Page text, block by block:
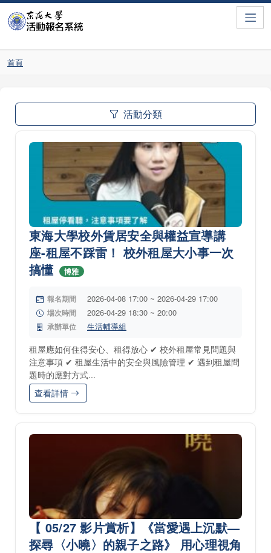
首頁
活動分類
東海大學校外賃居安全與權益宣導講
座-租屋不踩雷！ 校外租屋大小事一次
搞懂
博雅
報名期間 2026-04-08 17:00 ~ 2026-04-29 17:00
場次時間 2026-04-29 18:30 ~ 20:00
承辦單位 生活輔導組
租屋應如何住得安心、租得放心 ✔ 校外租屋常見問題與
注意事項 ✔ 租屋生活中的安全與風險管理 ✔ 遇到租屋問
題時的應對方式...
查看詳情
【 05/27 影片賞析】《當愛遇上沉默—
探尋〈小曉〉的親子之路》 用心理視角